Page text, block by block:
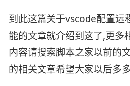
到此这篇关于vscode配置远
能的文章就介绍到这了,更多
内容请搜索脚本之家以前的
的相关文章希望大家以后多